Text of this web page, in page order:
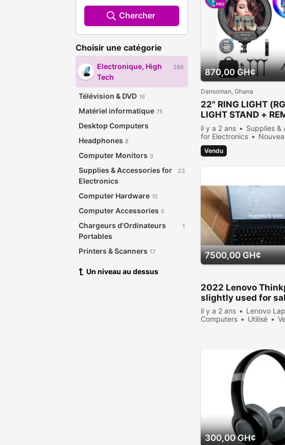
Chercher
Choisir une catégorie
Electronique, High
Tech
286
Télévision & DVD 16
Matériel informatique 75
Desktop Computers
Headphones 8
Computer Monitors 3
Supplies & Accessories for
Electronics
23
Computer Hardware 10
Computer Accessories 5
Chargeurs d'Ordinateurs
Portables
1
Printers & Scanners 17
Un niveau au dessus
870,00 GH¢
PRO
Dansoman, Ghana
22" RING LIGHT
LIGHT STAND +
CONTROL
il y a 2 ans
Supplies &
for Electronics
795 personnes consultées
Vendu
7500,00 GH¢
2022 Lenovo
slightly used for
il y a 2 ans
Lenovo
Computers
Utilisé
300,00 GH¢